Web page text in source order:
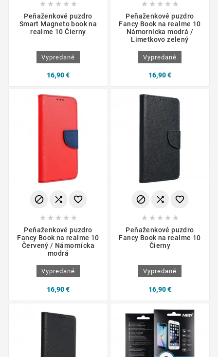
    
Peňaženkové puzdro
Smart Magneto book na
realme 10 Čierny
Vypredané
16,90 €
    
Peňaženkové puzdro
Fancy Book na realme 10
Námornícka modrá /
Limetkovo zelený
Vypredané
16,90 €
  
    
Peňaženkové puzdro
Fancy Book na realme 10
Červený / Námornícka
modrá
Vypredané
16,90 €
  
    
Peňaženkové puzdro
Fancy Book na realme 10
Čierny
Vypredané
16,90 €